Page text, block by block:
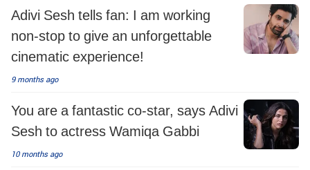
Adivi Sesh tells fan: I am working
non-stop to give an unforgettable
cinematic experience!
9 months ago
You are a fantastic co-star, says Adivi
Sesh to actress Wamiqa Gabbi
10 months ago